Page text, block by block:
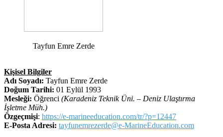
Tayfun Emre Zerde
Kişisel Bilgiler
Adı Soyadı: Tayfun Emre Zerde
Doğum Tarihi: 01 Eylül 1993
Mesleği: Öğrenci (Karadeniz Teknik Üni. – Deniz Ulaştırma
İşletme Müh.)
Özgeçmişi: https://e-marineeducation.com/tr/?p=12447
E-Posta Adresi: tayfunemrezerde@e-MarineEducation.com